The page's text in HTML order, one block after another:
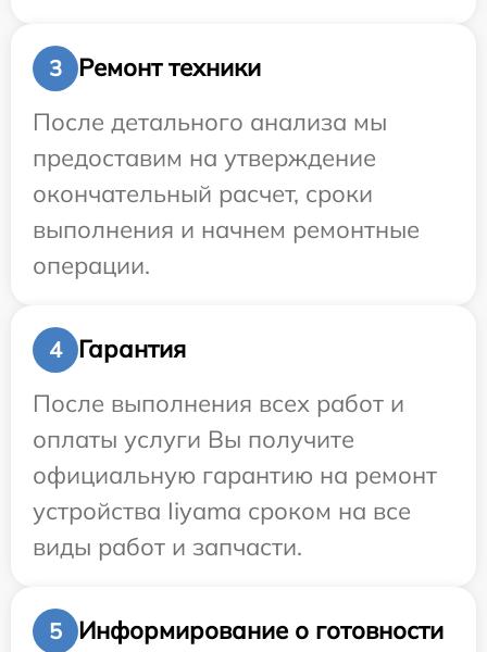
3
Ремонт техники
После детального анализа мы
предоставим на утверждение
окончательный расчет, сроки
выполнения и начнем ремонтные
операции.
4
Гарантия
После выполнения всех работ и
оплаты услуги Вы получите
официальную гарантию на ремонт
устройства Iiyama сроком на все
виды работ и запчасти.
5
Информирование о готовности